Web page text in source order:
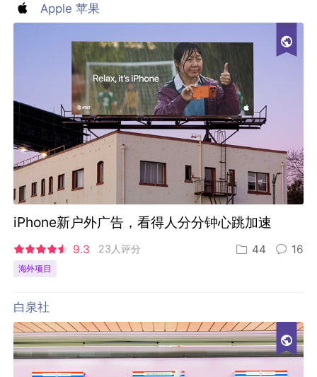
Apple 苹果
iPhone新户外广告，看得人分分钟心跳加速
9.3 23人评分 44 16
海外项目
白泉社